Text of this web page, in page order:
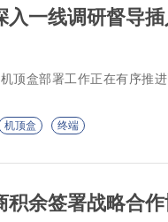
入一线调研督导
顶盒部署工作正在有序推
机顶盒 终端
余签署战略合